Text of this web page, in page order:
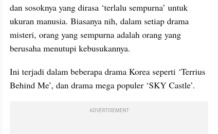
dan sosoknya yang dirasa ‘terlalu sempurna’ untuk
ukuran manusia. Biasanya nih, dalam setiap drama
misteri, orang yang sempurna adalah orang yang
berusaha menutupi kebusukannya.
Ini terjadi dalam beberapa drama Korea seperti ‘Terrius
Behind Me’, dan drama mega populer ‘SKY Castle’.
ADVERTISEMENT